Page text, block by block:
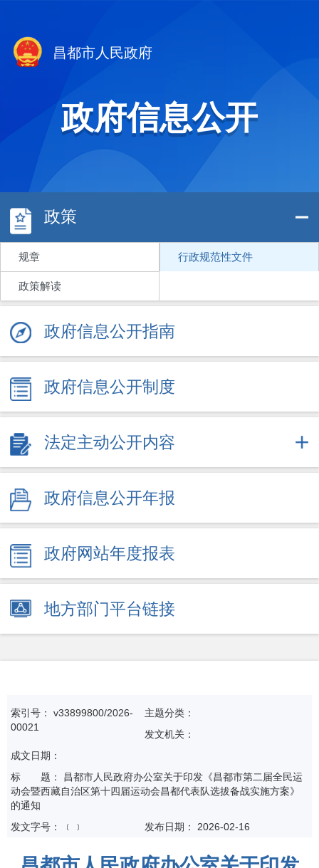
昌都市人民政府
政府信息公开
政策
规章 行政规范性文件
政策解读
政府信息公开指南
政府信息公开制度
法定主动公开内容
政府信息公开年报
政府网站年度报表
地方部门平台链接
索引号：
v33899800/2026-
00021
主题分类：
发文机关：
成文日期：
标
题：
昌都市人民政府办公室关于印发《昌都市第二届全民运
动会暨西藏自治区第十四届运动会昌都代表队选拔备战实施方案》
的通知
发文字号：
﹝﹞ 发布日期： 2026-02-16